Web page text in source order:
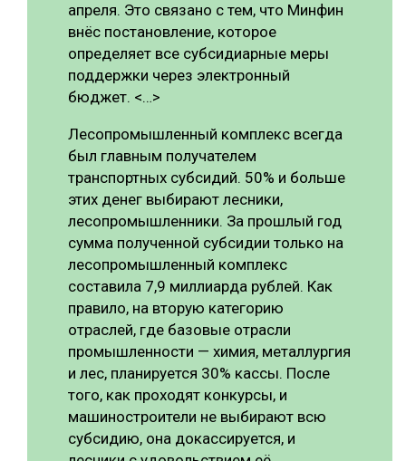
апреля. Это связано с тем, что Минфин
внёс постановление, которое
определяет все субсидиарные меры
поддержки через электронный
бюджет. <…>
Лесопромышленный комплекс всегда
был главным получателем
транспортных субсидий. 50% и больше
этих денег выбирают лесники,
лесопромышленники. За прошлый год
сумма полученной субсидии только на
лесопромышленный комплекс
составила 7,9 миллиарда рублей. Как
правило, на вторую категорию
отраслей, где базовые отрасли
промышленности — химия, металлургия
и лес, планируется 30% кассы. После
того, как проходят конкурсы, и
машиностроители не выбирают всю
субсидию, она докассируется, и